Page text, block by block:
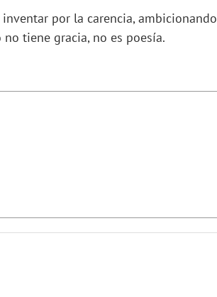
por la carencia, ambicionando
tiene gracia, no es poesía.